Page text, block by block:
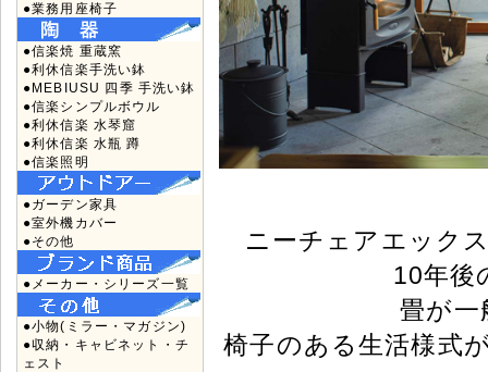
●業務用座椅子
●信楽焼 重蔵窯
●利休信楽手洗い鉢
●MEBIUSU 四季 手洗い鉢
●信楽シンプルボウル
●利休信楽 水琴窟
●利休信楽 水瓶 蹲
●信楽照明
●ガーデン家具
●室外機カバー
●その他
●メーカー・シリーズ一覧
●小物(ミラー・マガジン)
●収納・キャビネット・チ
ェスト
ニーチェアエック
10年後
畳が一
椅子のある生活様式